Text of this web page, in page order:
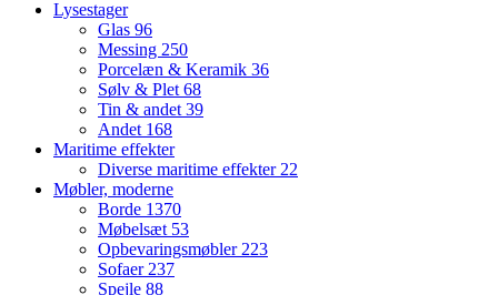
Lysestager
Glas 96
Messing 250
Porcelæn & Keramik 36
Sølv & Plet68
Tin & andet39
Andet 168
Maritime effekter
Diverse maritime effekter22
Møbler, moderne
Borde 1370
Møbelsæt 53
Opbevaringsmøbler223
Sofaer237
Spejle 88